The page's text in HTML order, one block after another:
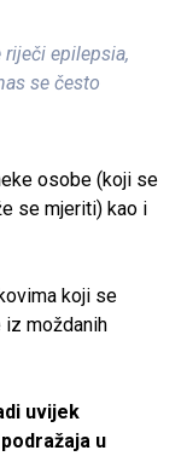
epilepsia,
se često
osobe (koji se
se mjeriti) kao i
koji se
iz moždanih
uvijek
u